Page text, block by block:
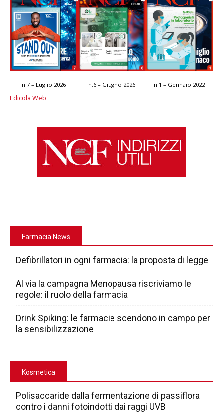
n.7 – Luglio 2026 n.6 – Giugno 2026 n.1 – Gennaio 2022
Edicola Web
Farmacia News
Defibrillatori in ogni farmacia: la proposta di legge
Al via la campagna Menopausa riscriviamo le
regole: il ruolo della farmacia
Drink Spiking: le farmacie scendono in campo per
la sensibilizzazione
Kosmetica
Polisaccaride dalla fermentazione di passiflora
contro i danni fotoindotti dai raggi UVB